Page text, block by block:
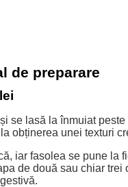
de preparare
se lasă la înmuiat
obținerea unei texturi
iar fasolea se pune la
de două sau chiar trei